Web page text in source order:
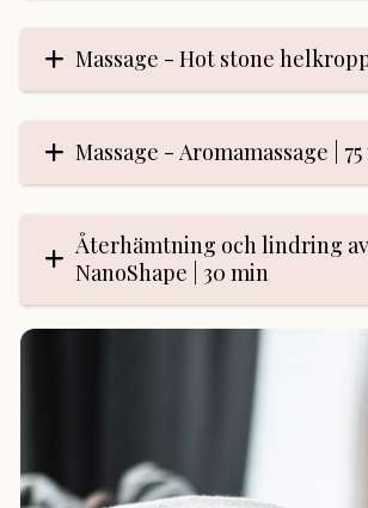
Massage - Hot stone
Massage - Aromamassage |
Återhämtning och lindring
NanoShape | 30 min